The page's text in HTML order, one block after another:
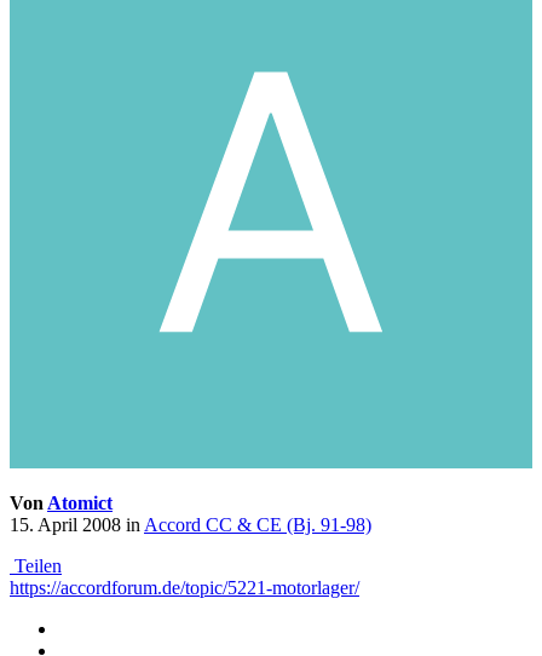
Von Atomict
15. April 2008 in Accord CC & CE (Bj. 91-98)
Teilen
https://accordforum.de/topic/5221-motorlager/